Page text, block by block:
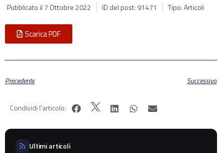
Pubblicato il 7 Ottobre 2022 ID del post: 91471 Tipo: Articoli
Scarica PDF
Precedente Successivo
Condividi l'articolo:
Ultimi articoli